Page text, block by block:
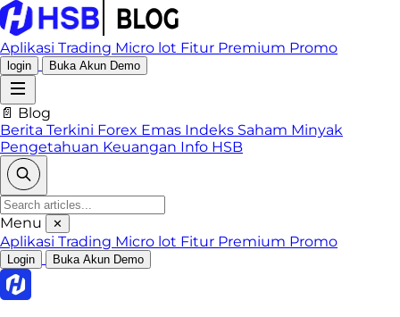
Aplikasi Trading Micro lot Fitur Premium Promo
login Buka Akun Demo
📄 Blog
Berita Terkini Forex Emas Indeks Saham Minyak
Pengetahuan Keuangan Info HSB
Menu ✕
Aplikasi Trading Micro lot Fitur Premium Promo
Login Buka Akun Demo